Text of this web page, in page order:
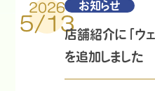
2026
5/13
お知らせ
店舗紹介に「ウ
を追加しました